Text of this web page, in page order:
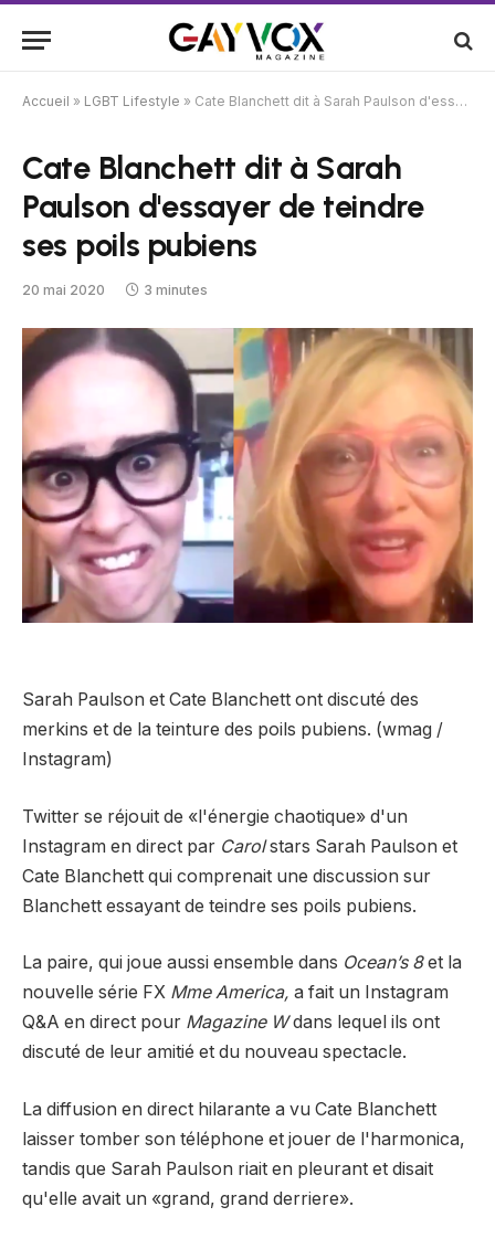
Accueil » LGBT Lifestyle » Cate Blanchett dit à Sarah Paulson d'essayer de teindre ses poils pubiens
Cate Blanchett dit à Sarah
Paulson d'essayer de teindre
ses poils pubiens
20 mai 2020 3 minutes
Sarah Paulson et Cate Blanchett ont discuté des
merkins et de la teinture des poils pubiens. (wmag /
Instagram)
Twitter se réjouit de «l'énergie chaotique» d'un
Instagram en direct par Carolstars Sarah Paulson et
Cate Blanchett qui comprenait une discussion sur
Blanchett essayant de teindre ses poils pubiens.
La paire, qui joue aussi ensemble dans Ocean’s 8et la
nouvelle série FX Mme America, a fait un Instagram
Q&A en direct pour Magazine Wdans lequel ils ont
discuté de leur amitié et du nouveau spectacle.
La diffusion en direct hilarante a vu Cate Blanchett
laisser tomber son téléphone et jouer de l'harmonica,
tandis que Sarah Paulson riait en pleurant et disait
qu'elle avait un «grand, grand derriere».